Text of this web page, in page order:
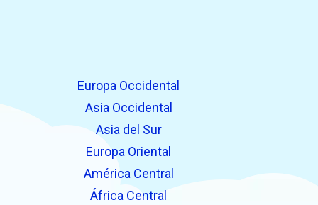
Europa Occidental
Asia Occidental
Asia del Sur
Europa Oriental
América Central
África Central